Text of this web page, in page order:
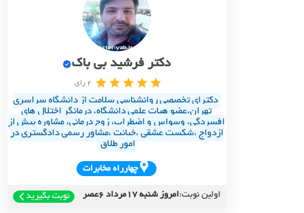
دکتر فرشید بی باک
2 رای
دکترای تخصصی روانشناسی سلامت از دانشگاه سراسری
تهران،عضو هیات علمی دانشگاه، درمانگر اختلال های
افسردگی، وسواس و اضطراب، زوج درمانی، مشاوره پیش از
ازدواج ،شکست عشقی ،خیانت ،مشاور رسمی دادگستری در
امور طلاق
چهارراه مخابرات
اولین نوبت:امروز شنبه 17مرداد 6عصر نوبت بگیرید